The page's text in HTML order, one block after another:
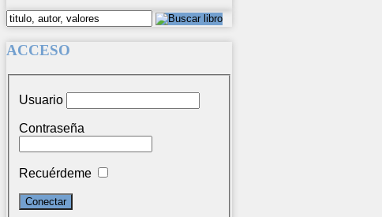
ACCESO
Usuario
Contraseña
Recuérdeme